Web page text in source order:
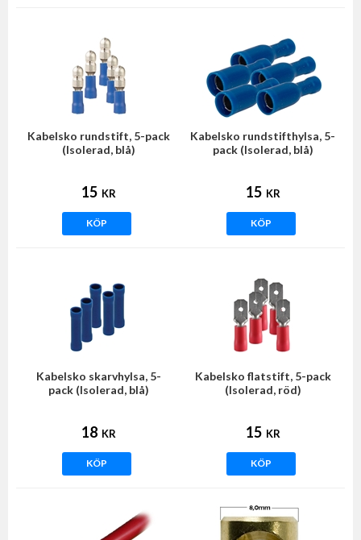
Kabelsko rundstift, 5-pack
(Isolerad, blå)
15 KR
KÖP
Kabelsko rundstifthylsa, 5-
pack (Isolerad, blå)
15 KR
KÖP
Kabelsko skarvhylsa, 5-
pack (Isolerad, blå)
18 KR
KÖP
Kabelsko flatstift, 5-pack
(Isolerad, röd)
15 KR
KÖP